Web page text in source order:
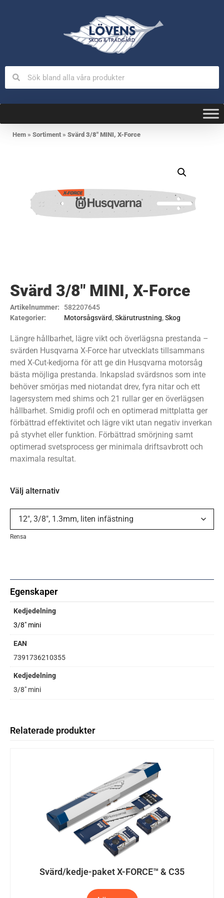
Hem » Sortiment» Svärd 3/8″ MINI, X-Force
Svärd 3/8″ MINI, X-Force
Artikelnummer:
582207645
Kategorier:
Motorsågsvärd,Skärutrustning,Skog
Längre hållbarhet, lägre vikt och överlägsna prestanda –
svärden Husqvarna X-Force har utvecklats tillsammans
med X-Cut-kedjorna för att ge din Husqvarna motorsåg
bästa möjliga prestanda. Inkapslad svärdsnos som inte
behöver smörjas med niotandat drev, fyra nitar och ett
lagersystem med shims och 21 rullar ger en överlägsen
hållbarhet. Smidig profil och en optimerad mittplatta ger
förbättrad effektivitet och lägre vikt utan negativ inverkan
på styvhet eller funktion. Förbättrad smörjning samt
optimerad svetsprocess ger minimala driftsavbrott och
maximala resultat.
Välj alternativ
Rensa
Egenskaper
Kedjedelning
3/8" mini
EAN
7391736210355
Kedjedelning
3/8" mini
Relaterade produkter
Svärd/kedje-paket X-FORCE™ & C35